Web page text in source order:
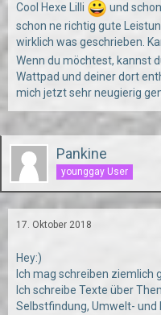
Cool Hexe Lilli
und
schon ne richtig gute
wirklich was geschrieben.
Wenn du möchtest, kannst
Wattpad und deiner dort
mich jetzt sehr neugierig
Pankine
younggay User
17. Oktober 2018
Hey:)
Ich mag schreiben ziemlich
Ich schreibe Texte über
Selbstfindung, Umwelt- und